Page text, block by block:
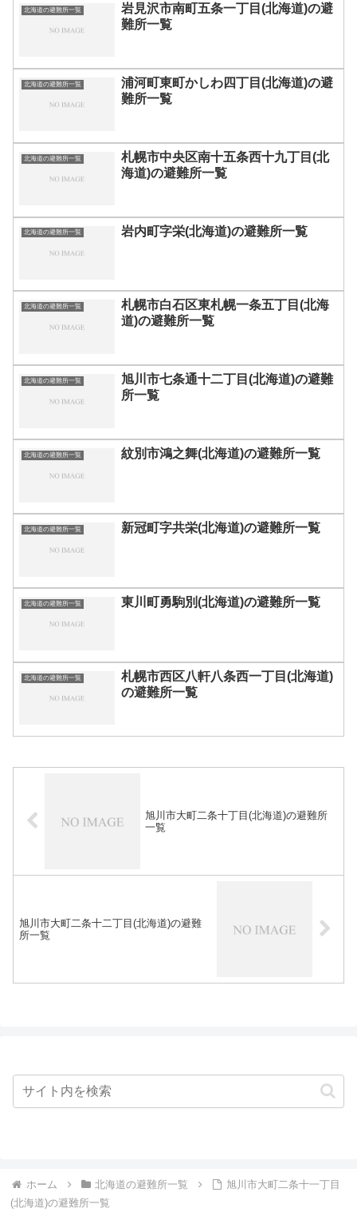
北海道の避難所一覧
岩見沢市南町五条一丁目(北海道)の避
難所一覧
北海道の避難所一覧
浦河町東町かしわ四丁目(北海道)の避
難所一覧
北海道の避難所一覧
札幌市中央区南十五条西十九丁目(北
海道)の避難所一覧
北海道の避難所一覧 岩内町字栄(北海道)の避難所一覧
北海道の避難所一覧
札幌市白石区東札幌一条五丁目(北海
道)の避難所一覧
北海道の避難所一覧
旭川市七条通十二丁目(北海道)の避難
所一覧
北海道の避難所一覧 紋別市鴻之舞(北海道)の避難所一覧
北海道の避難所一覧 新冠町字共栄(北海道)の避難所一覧
北海道の避難所一覧 東川町勇駒別(北海道)の避難所一覧
北海道の避難所一覧
札幌市西区八軒八条西一丁目(北海道)
の避難所一覧
旭川市大町二条十丁目(北海道)の避難所
一覧
旭川市大町二条十二丁目(北海道)の避難
所一覧
ホーム 北海道の避難所一覧
旭川市大町二条十一丁目
(北海道)の避難所一覧